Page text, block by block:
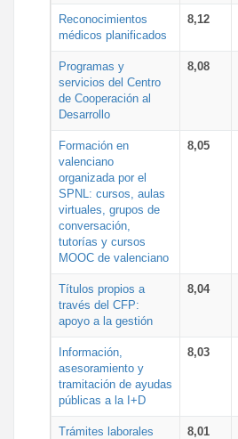
Reconocimientos
médicos planificados
8,12
Programas y
servicios del Centro
de Cooperación al
Desarrollo
8,08
Formación en
valenciano
organizada por el
SPNL: cursos, aulas
virtuales, grupos de
conversación,
tutorías y cursos
MOOC de valenciano
8,05
Títulos propios a
través del CFP:
apoyo a la gestión
8,04
Información,
asesoramiento y
tramitación de ayudas
públicas a la I+D
8,03
Trámites laborales
8,01